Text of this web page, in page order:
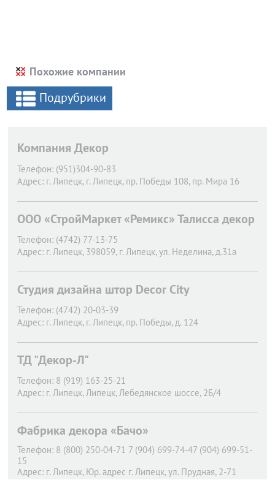
Похожие компании
Подрубрики
Компания Декор
Телефон: (951)304-90-83
Адрес: г. Липецк, г. Липецк, пр. Победы 108, пр. Мира 16
ООО «СтройМаркет «Ремикс» Талисса декор
Телефон: (4742) 77-13-75
Адрес: г. Липецк, 398059, г. Липецк, ул. Неделина, д.31а
Студия дизайна штор Decor City
Телефон: (4742) 20-03-39
Адрес: г. Липецк, г. Липецк, пр. Победы, д. 124
ТД "Декор-Л"
Телефон: 8 (919) 163-25-21
Адрес: г. Липецк, Липецк, Лебедянское шоссе, 2Б/4
Фабрика декора «Бачо»
Телефон: 8 (800) 250-04-71 7 (904) 699-74-47 (904) 699-51-
15
Адрес: г. Липецк, Юр. адрес г. Липецк, ул. Прудная, 2-71